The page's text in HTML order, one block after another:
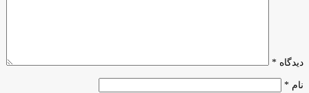
دیدگاه *
نام *